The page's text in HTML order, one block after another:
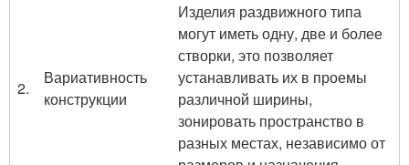
2.
Вариативность
конструкции
Изделия раздвижного типа
могут иметь одну, две и более
створки, это позволяет
устанавливать их в проемы
различной ширины,
зонировать пространство в
разных местах, независимо от